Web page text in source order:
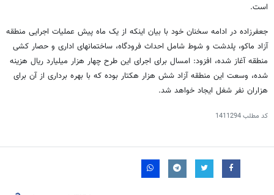
است.
جعفرزاده در ادامه سخنان خود با بیان اینکه از یک ماه پیش عملیات اجرایی منطقه
آزاد ماکو، پلدشت و شوط شامل احداث فرودگاه، ساختمانهای اداری و حصار کشی
منطقه آغاز شده، افزود: امسال برای اجرای این طرح چهار هزار میلیارد ریال هزینه
شده، وسعت این منطقه آزاد شش هزار هکتار بوده که با بهره برداری از آن برای
هزاران نفر شغل ایجاد خواهد شد.
کد مطلب1411294